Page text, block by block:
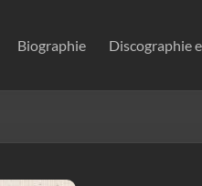
Biographie Discographie